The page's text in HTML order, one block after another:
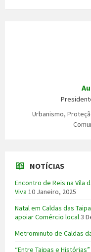
Urbanismo,
NOTÍCIAS
Encontro de Reis na Vila
Viva 10 Janeiro, 2025
Natal em Caldas das
apoiar Comércio local3
Metrominuto de Caldas
“Entre Taipas e